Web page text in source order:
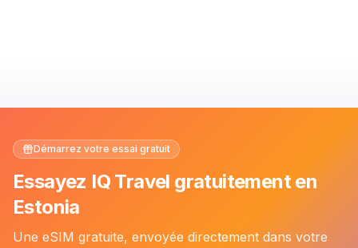
Démarrez votre essai gratuit
Essayez IQ Travel gratuitement en
Estonia
Une eSIM gratuite, envoyée directement dans votre